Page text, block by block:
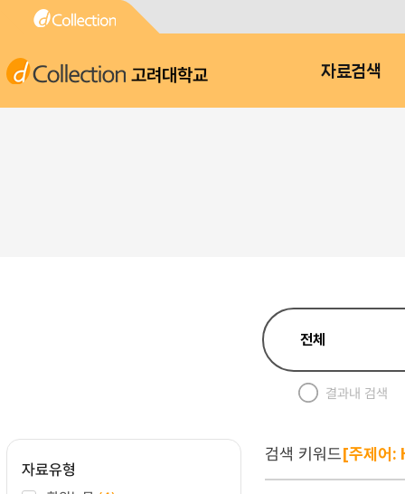
고려대학교 자료검색
결과내 검색
자료유형
검색 키워드[주제